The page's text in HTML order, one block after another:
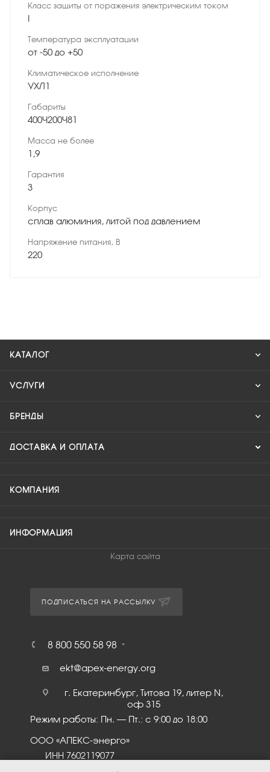
Класс защиты от поражения электрическим током
I
Температура эксплуатации
от -50 до +50
Климатическое исполнение
УХЛ1
Габариты
400×200×81
Масса не более
1,9
Гарантия
3
Корпус
сплав алюминия, литой под давлением
Напряжение питания, В
220
КАТАЛОГ
УСЛУГИ
БРЕНДЫ
ДОСТАВКА И ОПЛАТА
КОМПАНИЯ
ИНФОРМАЦИЯ
Карта сайта
ПОДПИСАТЬСЯ НА РАССЫЛКУ
8 800 550 58 98
ekt@apex-energy.org
г. Екатеринбург, Титова 19, литер N,
оф 315
Режим работы: Пн. – Пт.: с 9:00 до 18:00
ООО «АПЕКС-энерго»
ИНН 7602119077